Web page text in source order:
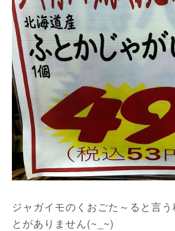
ジャガイモのくおごた～ると言う
とがありません(~_~)